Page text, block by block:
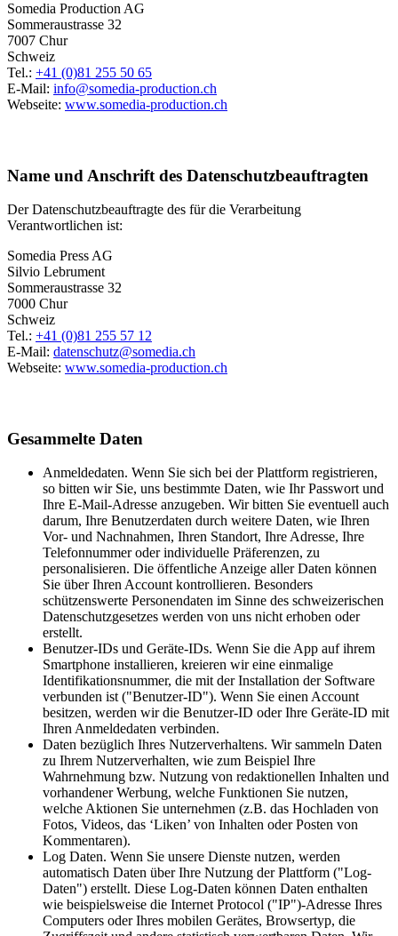
Somedia Production AG
Sommeraustrasse 32
7007 Chur
Schweiz
Tel.: +41 (0)81 255 50 65
E-Mail: info@somedia-production.ch
Webseite: www.somedia-production.ch
Name und Anschrift des Datenschutzbeauftragten
Der Datenschutzbeauftragte des für die Verarbeitung
Verantwortlichen ist:
Somedia Press AG
Silvio Lebrument
Sommeraustrasse 32
7000 Chur
Schweiz
Tel.: +41 (0)81 255 57 12
E-Mail: datenschutz@somedia.ch
Webseite: www.somedia-production.ch
Gesammelte Daten
Anmeldedaten. Wenn Sie sich bei der Plattform registrieren,
so bitten wir Sie, uns bestimmte Daten, wie Ihr Passwort und
Ihre E-Mail-Adresse anzugeben. Wir bitten Sie eventuell auch
darum, Ihre Benutzerdaten durch weitere Daten, wie Ihren
Vor- und Nachnahmen, Ihren Standort, Ihre Adresse, Ihre
Telefonnummer oder individuelle Präferenzen, zu
personalisieren. Die öffentliche Anzeige aller Daten können
Sie über Ihren Account kontrollieren. Besonders
schützenswerte Personendaten im Sinne des schweizerischen
Datenschutzgesetzes werden von uns nicht erhoben oder
erstellt.
Benutzer-IDs und Geräte-IDs. Wenn Sie die App auf ihrem
Smartphone installieren, kreieren wir eine einmalige
Identifikationsnummer, die mit der Installation der Software
verbunden ist ("Benutzer-ID"). Wenn Sie einen Account
besitzen, werden wir die Benutzer-ID oder Ihre Geräte-ID mit
Ihren Anmeldedaten verbinden.
Daten bezüglich Ihres Nutzerverhaltens. Wir sammeln Daten
zu Ihrem Nutzerverhalten, wie zum Beispiel Ihre
Wahrnehmung bzw. Nutzung von redaktionellen Inhalten und
vorhandener Werbung, welche Funktionen Sie nutzen,
welche Aktionen Sie unternehmen (z.B. das Hochladen von
Fotos, Videos, das ‘Liken’ von Inhalten oder Posten von
Kommentaren).
Log Daten. Wenn Sie unsere Dienste nutzen, werden
automatisch Daten über Ihre Nutzung der Plattform ("Log-
Daten") erstellt. Diese Log-Daten können Daten enthalten
wie beispielsweise die Internet Protocol ("IP")-Adresse Ihres
Computers oder Ihres mobilen Gerätes, Browsertyp, die